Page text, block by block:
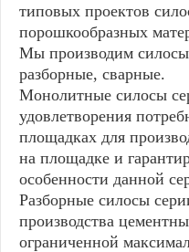
типовых проектов
порошкообразных
Мы производим
разборные, сварные.
Монолитные силосы
удовлетворения
площадках для
на площадке и
особенности данной
Разборные силосы
производства
ограниченной